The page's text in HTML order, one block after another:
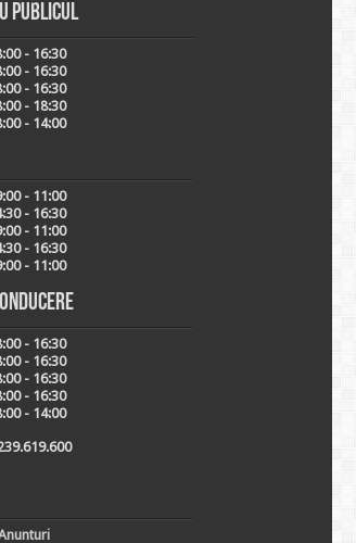
publicul
- 16:30
- 16:30
- 16:30
- 18:30
- 14:00
- 11:00
- 16:30
- 11:00
- 16:30
- 11:00
- 16:30
- 16:30
- 16:30
- 16:30
- 14:00